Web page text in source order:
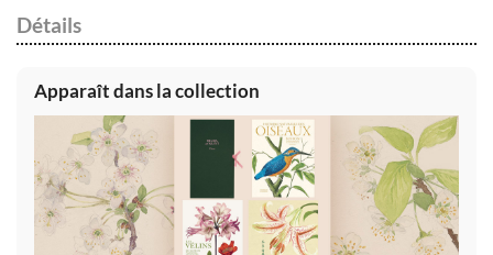
Détails
Apparaît dans la collection